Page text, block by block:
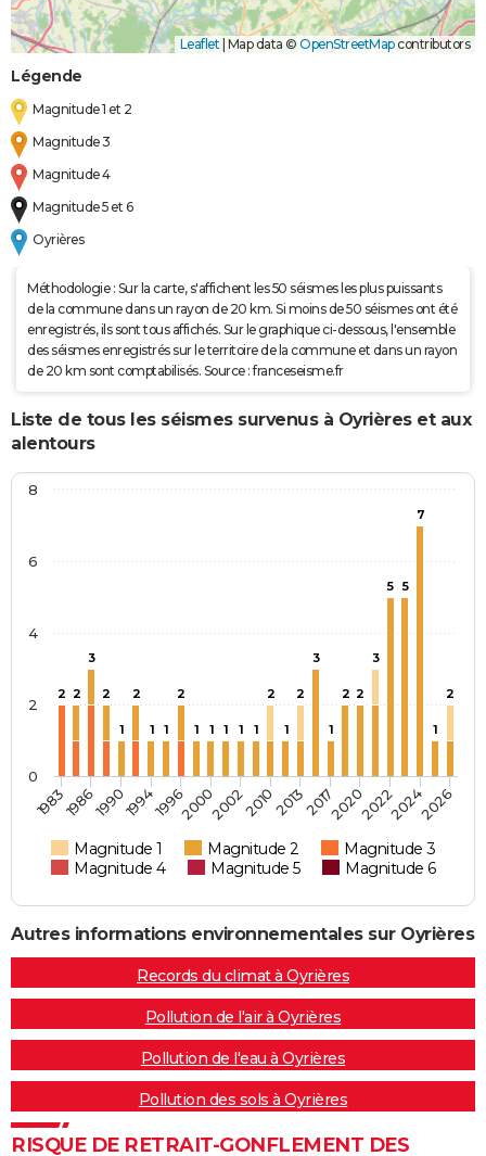
Leaflet | Map data © OpenStreetMapcontributors
Légende
Magnitude 1 et 2
Magnitude 3
Magnitude 4
Magnitude 5 et 6
Oyrières
Méthodologie : Sur la carte, s'affichent les 50 séismes les plus puissants
de la commune dans un rayon de 20 km. Si moins de 50 séismes ont été
enregistrés, ils sont tous affichés. Sur le graphique ci-dessous, l'ensemble
des séismes enregistrés sur le territoire de la commune et dans un rayon
de 20 km sont comptabilisés. Source : franceseisme.fr
Liste de tous les séismes survenus à Oyrières et aux
alentours
2 2
3
2
1
2
1 1
2
1 1 1 1 1
2
1
2
3
1
2 2
3
5 5
7
1
2
Magnitude 1 Magnitude 2
Magnitude 3
Magnitude 4
Magnitude 5 Magnitude 6
19831986199019941996200020022010201320172020202220242026
0
2
4
6
8
Autres informations environnementales sur Oyrières
Records du climat à Oyrières
Pollution de l'air à Oyrières
Pollution de l'eau à Oyrières
Pollution des sols à Oyrières
RISQUE DE RETRAIT-GONFLEMENT DES